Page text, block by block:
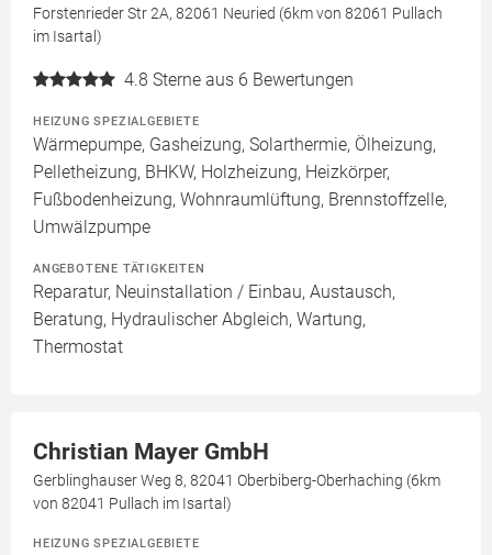
Forstenrieder Str 2A, 82061 Neuried (6km von 82061 Pullach
im Isartal)
4.8 Sterne aus 6 Bewertungen
HEIZUNG SPEZIALGEBIETE
Wärmepumpe, Gasheizung, Solarthermie, Ölheizung,
Pelletheizung, BHKW, Holzheizung, Heizkörper,
Fußbodenheizung, Wohnraumlüftung, Brennstoffzelle,
Umwälzpumpe
ANGEBOTENE TÄTIGKEITEN
Reparatur, Neuinstallation / Einbau, Austausch,
Beratung, Hydraulischer Abgleich, Wartung,
Thermostat
Christian Mayer GmbH
Gerblinghauser Weg 8, 82041 Oberbiberg-Oberhaching (6km
von 82041 Pullach im Isartal)
HEIZUNG SPEZIALGEBIETE